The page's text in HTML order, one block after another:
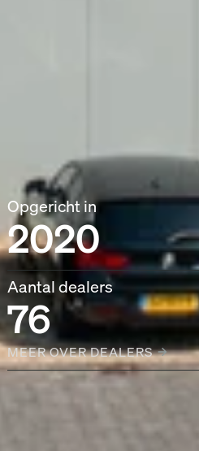
Opgericht in
2020
Aantal dealers
76
MEER OVER DEALERS